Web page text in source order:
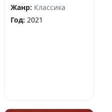
Жанр: Классика
Год: 2021